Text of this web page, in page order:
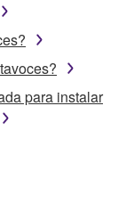
para instalar